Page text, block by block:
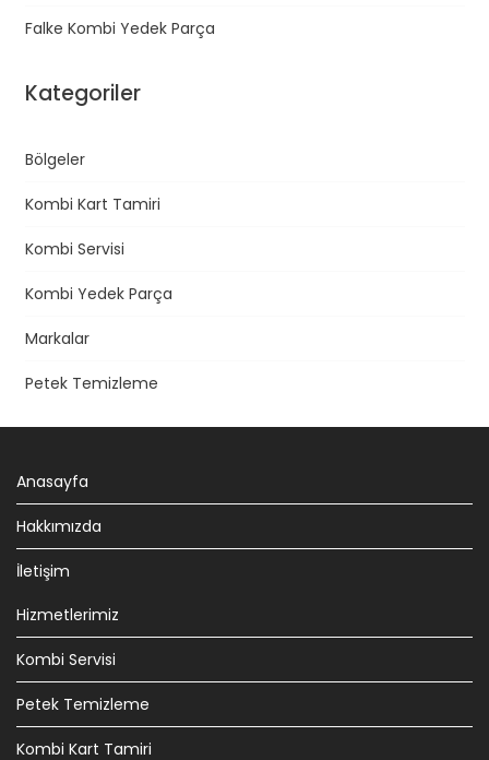
Falke Kombi Yedek Parça
Kategoriler
Bölgeler
Kombi Kart Tamiri
Kombi Servisi
Kombi Yedek Parça
Markalar
Petek Temizleme
Anasayfa
Hakkımızda
İletişim
Hizmetlerimiz
Kombi Servisi
Petek Temizleme
Kombi Kart Tamiri